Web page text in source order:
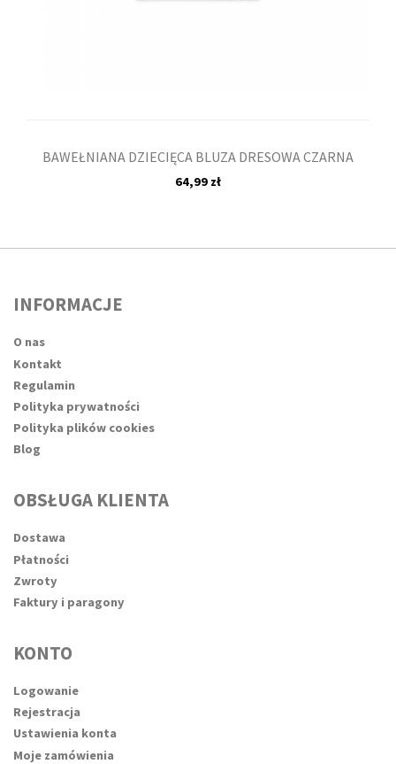
BAWEŁNIANA DZIECIĘCA BLUZA DRESOWA CZARNA
64,99 zł
INFORMACJE
O nas
Kontakt
Regulamin
Polityka prywatności
Polityka plików cookies
Blog
OBSŁUGA KLIENTA
Dostawa
Płatności
Zwroty
Faktury i paragony
KONTO
Logowanie
Rejestracja
Ustawienia konta
Moje zamówienia